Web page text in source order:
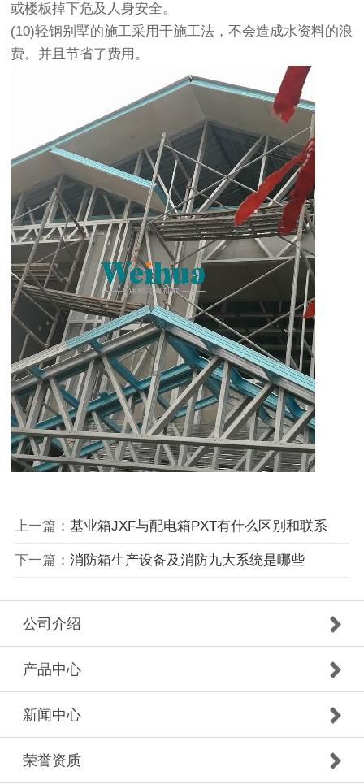
或楼板掉下危及人身安全。
(10)轻钢别墅的施工采用干施工法，不会造成水资料的浪
费。并且节省了费用。
上一篇： 基业箱JXF与配电箱PXT有什么区别和联系
下一篇： 消防箱生产设备及消防九大系统是哪些
公司介绍
产品中心
新闻中心
荣誉资质